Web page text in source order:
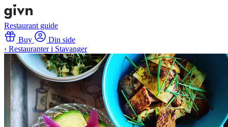
Restaurant guide
Buy
Din side
‹ Restauranter i Stavanger